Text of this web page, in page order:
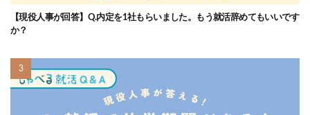
【現役人事が回答】Q.内定を1社もらいました。もう就活辞めてもいいです
か？